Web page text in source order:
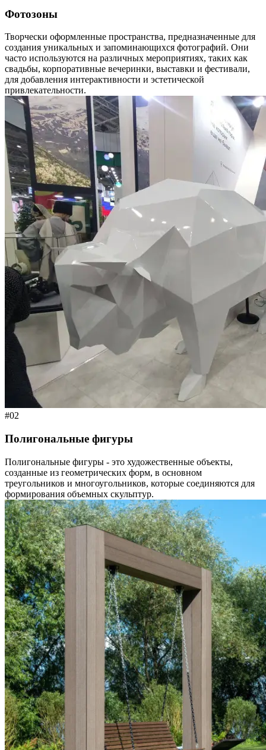
Фотозоны
Творчески оформленные пространства, предназначенные для
создания уникальных и запоминающихся фотографий. Они
часто используются на различных мероприятиях, таких как
свадьбы, корпоративные вечеринки, выставки и фестивали,
для добавления интерактивности и эстетической
привлекательности.
#02
Полигональные фигуры
Полигональные фигуры - это художественные объекты,
созданные из геометрических форм, в основном
треугольников и многоугольников, которые соединяются для
формирования объемных скульптур.